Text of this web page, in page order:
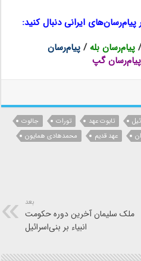
پیام‌رسان‌های ایرانی دنبال کنید:
/پیام‌رسان بله /پیام‌رسان
پیام‌رسان گپ
تابوت عهد تورات
جالوت
عهد قدیم
محمدهادی همایون
بعد
ملک سلیمان آخرین دوره حکومت
انبیاء بر بنی‌اسرائیل